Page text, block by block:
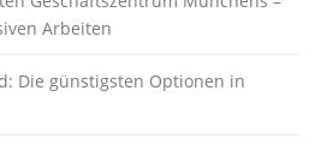
Arbeiten
Die günstigsten Optionen in